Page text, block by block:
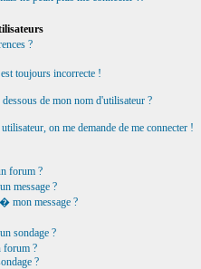
?
toujours incorrecte !
de mon nom d'utilisateur ?
on me demande de me connecter !
forum ?
message ?
mon message ?
sondage ?
?
?